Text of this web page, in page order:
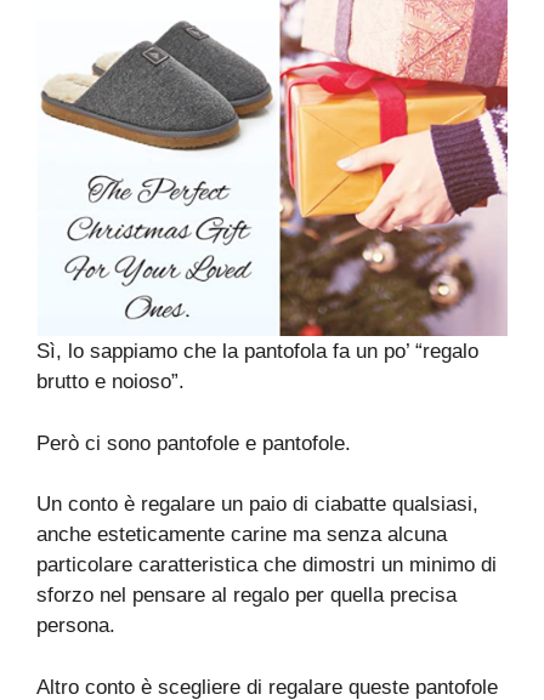
Sì, lo sappiamo che la pantofola fa un po’ “regalo
brutto e noioso”.
Però ci sono pantofole e pantofole.
Un conto è regalare un paio di ciabatte qualsiasi,
anche esteticamente carine ma senza alcuna
particolare caratteristica che dimostri un minimo di
sforzo nel pensare al regalo per quella precisa
persona.
Altro conto è scegliere di regalare queste pantofole